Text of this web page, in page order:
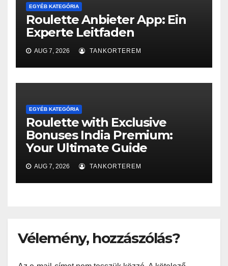
EGYÉB KATEGÓRIA
Roulette Anbieter App: Ein
Experte Leitfaden
AUG 7, 2026 TANKORTEREM
EGYÉB KATEGÓRIA
Roulette with Exclusive
Bonuses India Premium:
Your Ultimate Guide
AUG 7, 2026 TANKORTEREM
Vélemény, hozzászólás?